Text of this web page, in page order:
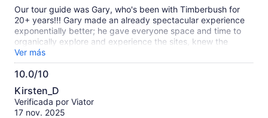
Our tour guide was Gary, who's been with Timberbush for
20+ years!!! Gary made an already spectacular experience
exponentially better; he gave everyone space and time to
organically explore and experience the sites, knew the
answers to all our questions - a living, breathing
encyclopedia about Scotland, played fascinating playlists
during our drives, and had a voice that could make angels
family and I will always remember it. We couldn't believe how
much we saw and learned, we're ready to take another tour.
Ver más
10.0/10
10.0
de
10
Kirsten_D
Verificada por Viator
17 nov. 2025